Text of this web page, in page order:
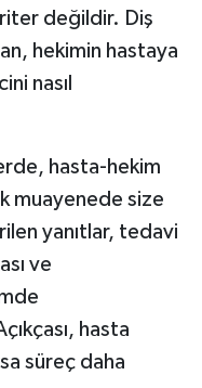
değildir. Diş
hekimin hastaya
nasıl
hasta-hekim
muayenede size
yanıtlar, tedavi
ve
hasta
süreç daha